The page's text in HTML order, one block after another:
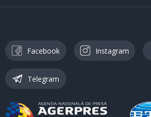
Facebook Instagram
Telegram